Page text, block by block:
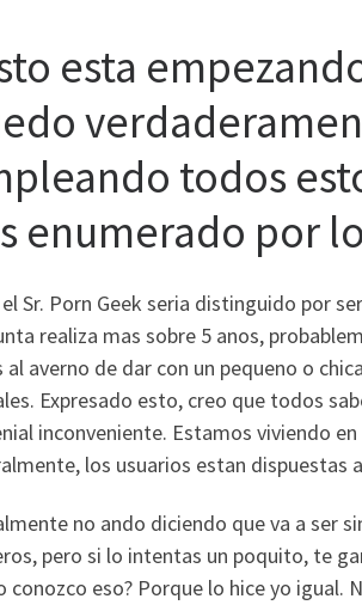
esta
todos
enumerado por
el Sr. Porn Geek seri­a distinguido por
realiza mas sobre 5 anos,
al averno de dar con un pequeno o
Expresado esto, creo que todos
inconveniente. Estamos viviendo
los usuarios estan dispuestas
no ando diciendo que va a ser
pero si lo intentas un poquito, te
conozco eso? Porque lo hice yo